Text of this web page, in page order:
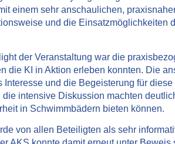
einem sehr anschaulichen,
und die Einsatzmöglichkeiten
der Veranstaltung war die
die KI in Aktion erleben konnten. Die
Interesse und die Begeisterung für
die intensive Diskussion machten
in Schwimmbädern bieten können.
von allen Beteiligten als sehr